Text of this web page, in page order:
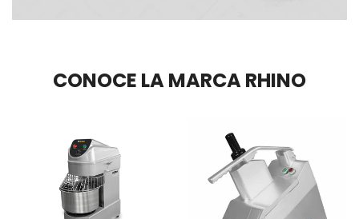
CONOCE LA MARCA RHINO